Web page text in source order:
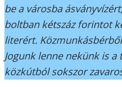
be a városba
boltban kétszáz forintot
literért.
Jogunk lenne nekünk is a
közkútból sokszor